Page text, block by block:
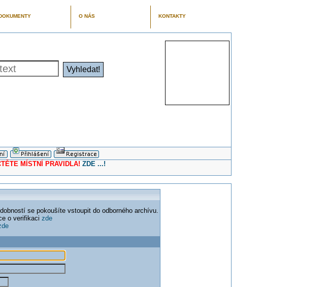
O NÁS KONTAKTY
MÍSTNÍ PRAVIDLA! ZDE ...!
se pokoušíte vstoupit do odborného archívu.
o verifikaci zde